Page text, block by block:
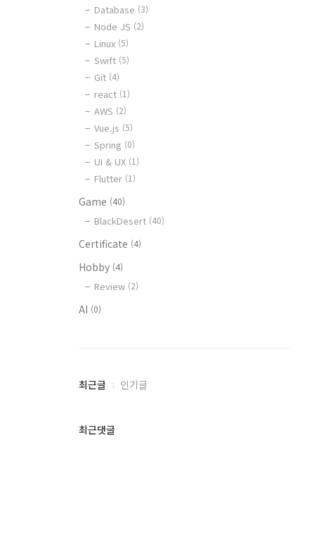
Database (3)
Node JS (2)
Linux (5)
Swift (5)
Git (4)
react (1)
AWS (2)
Vue.js (5)
Spring (0)
UI & UX (1)
Flutter (1)
Game (40)
BlackDesert (40)
Certificate (4)
Hobby (4)
Review (2)
AI (0)
최
과
최근글 인기글
최근댓글